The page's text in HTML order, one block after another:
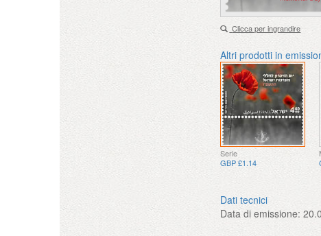
Clicca per ingrandire
Altri prodotti in
Serie
GBP £1.14
Dati tecnici
Data di emissione: